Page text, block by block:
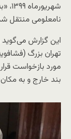
نامعلومی منتقل
این گزارش
تهران بزرگ
مورد بازخواست
بند خارج و به